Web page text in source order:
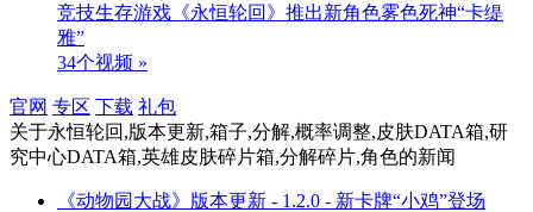
竞技生存游戏《永恒轮回》推出新角色雾色死神“卡缇
雅”
34个视频 »
官网 专区 下载 礼包
关于永恒轮回,版本更新,箱子,分解,概率调整,皮肤DATA箱,研
究中心DATA箱,英雄皮肤碎片箱,分解碎片,角色的新闻
《动物园大战》版本更新 - 1.2.0 - 新卡牌“小鸡”登场